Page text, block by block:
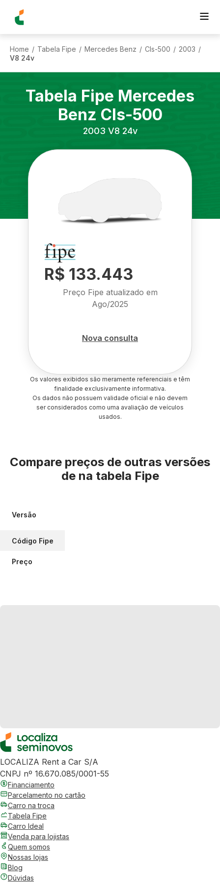
Home / Tabela Fipe / Mercedes Benz / Cls-500 / 2003 /
V8 24v
Tabela Fipe Mercedes
Benz Cls-500
2003 V8 24v
R$ 133.443
Preço Fipe atualizado em
Ago/2025
Nova consulta
Os valores exibidos são meramente referenciais e têm
finalidade exclusivamente informativa.
Os dados não possuem validade oficial e não devem
ser considerados como uma avaliação de veículos
usados.
Compare preços de outras versões
de na tabela Fipe
Versão
Código Fipe
Preço
LOCALIZA Rent a Car S/A
CNPJ nº 16.670.085/0001-55
Financiamento
Parcelamento no cartão
Carro na troca
Tabela Fipe
Carro Ideal
Venda para lojistas
Quem somos
Nossas lojas
Blog
Dúvidas